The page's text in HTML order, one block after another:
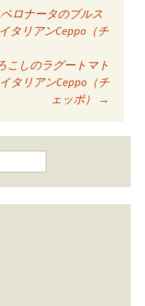
ーショ
ロナータのブルス
タリアンCeppo（チ
こしのラグートマト
タリアンCeppo（チ
ェッポ）
→